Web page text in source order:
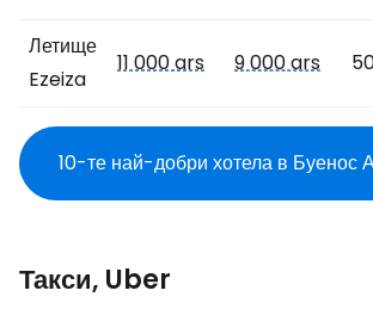
Летище
Ezeiza
11 000 ars 9 000 ars
10-те най-добри хотела в Буенос
Такси, Uber